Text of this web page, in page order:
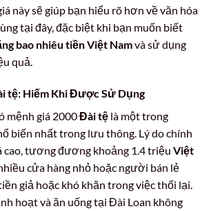
này sẽ giúp bạn hiểu rõ hơn về văn hóa
tại đây, đặc biệt khi bạn muốn biết
bao nhiêu tiền Việt Namvà sử dụng
quả.
tệ: Hiếm Khi Được Sử Dụng
mệnh giá 2000Đài tệ là một trong
biến nhất trong lưu thông. Lý do chính
cao, tương đương khoảng 1.4 triệu Việt
cửa hàng nhỏ hoặc người bán lẻ
giả hoặc khó khăn trong việc thối lại.
hoạt và ăn uống tại Đài Loan không